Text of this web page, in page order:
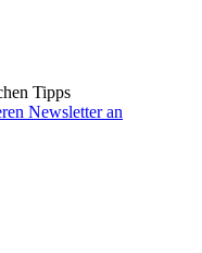
Tipps
Newsletter an